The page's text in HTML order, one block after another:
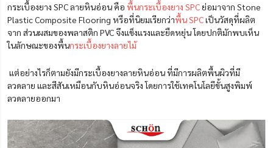
กระเบื้องยาง SPC ลายหินอ่อน คือ พื้นกระเบื้องยาง SPCย่อมาจาก Stone
Plastic Composite Flooring หรือที่นิยมเรียกว่าพื้น SPCเป็นวัสดุที่ผลิต
จาก ส่วนผสมของพลาสติก PVC จึงแข็งแรงและยืดหยุ่น โดยปกติมักพบเห็น
ในลักษณะของพื้นกระเบื้องยางลายไม้
แต่อย่างไรก็ตามยังมีกระเบื้องยางลายหินอ่อน ที่มีการผลิตพื้นผิวที่มี
ลวดลาย และสีสันเหมือนกับหินอ่อนจริง โดยการใช้เทคโนโลยีขั้นสูงพิมพ์
ลวดลายออกมา